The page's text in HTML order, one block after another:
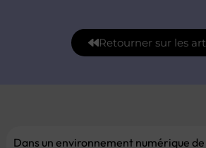
Retourner sur les
Dans un environnement numérique de